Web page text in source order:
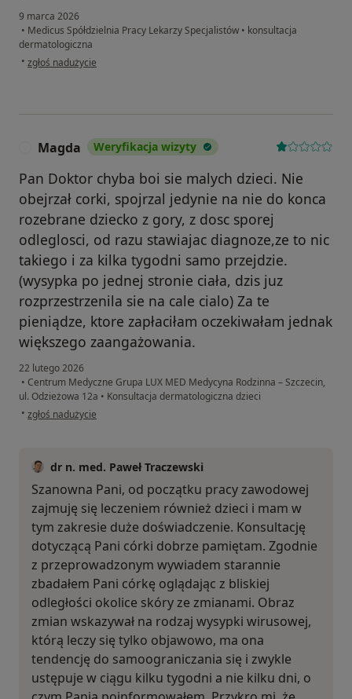
9 marca 2026
• Medicus Spółdzielnia Pracy Lekarzy Specjalistów • konsultacja
dermatologiczna
• w opinii użytkownika A.K.
zgłoś nadużycie
Magda Weryfikacja wizyty
Pan Doktor chyba boi sie malych dzieci. Nie
obejrzał corki, spojrzal jedynie na nie do konca
rozebrane dziecko z gory, z dosc sporej
odleglosci, od razu stawiajac diagnoze,ze to nic
takiego i za kilka tygodni samo przejdzie.
(wysypka po jednej stronie ciała, dzis juz
rozprzestrzenila sie na cale cialo) Za te
pieniądze, ktore zapłaciłam oczekiwałam jednak
większego zaangażowania.
22 lutego 2026
• Centrum Medyczne Grupa LUX MED Medycyna Rodzinna – Szczecin,
ul. Odzieżowa 12a • Konsultacja dermatologiczna dzieci
• w opinii użytkownika Magda
zgłoś nadużycie
dr n. med. Paweł Traczewski
Szanowna Pani, od początku pracy zawodowej
zajmuję się leczeniem również dzieci i mam w
tym zakresie duże doświadczenie. Konsultację
dotyczącą Pani córki dobrze pamiętam. Zgodnie
z przeprowadzonym wywiadem starannie
zbadałem Pani córkę oglądając z bliskiej
odległości okolice skóry ze zmianami. Obraz
zmian wskazywał na rodzaj wysypki wirusowej,
którą leczy się tylko objawowo, ma ona
tendencję do samoograniczania się i zwykle
ustępuje w ciągu kilku tygodni a nie kilku dni, o